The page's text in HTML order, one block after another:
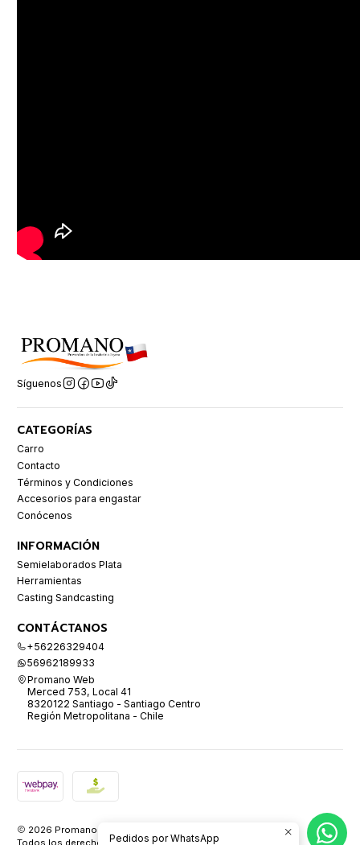
Síguenos
CATEGORÍAS
Carro
Contacto
Términos y Condiciones
Accesorios para engastar
Conócenos
INFORMACIÓN
Semielaborados Plata
Herramientas
Casting Sandcasting
CONTÁCTANOS
+56226329404
56962189933
Promano Web
Merced 753, Local 41
8320122 Santiago - Santiago Centro
Región Metropolitana - Chile
2026 Promano.
Todos los derechos reservados. Desarrollado por Jumpseller
Pedidos por WhatsApp